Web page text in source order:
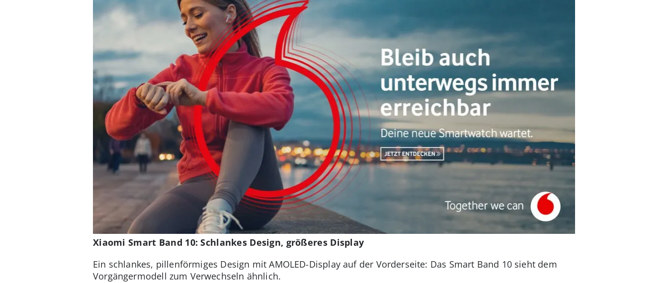
Xiaomi Smart Band 10: Schlankes Design, größeres Display
Ein schlankes, pillenförmiges Design mit AMOLED-Display auf der Vorderseite: Das Smart Band 10 sieht dem
Vorgängermodell zum Verwechseln ähnlich.